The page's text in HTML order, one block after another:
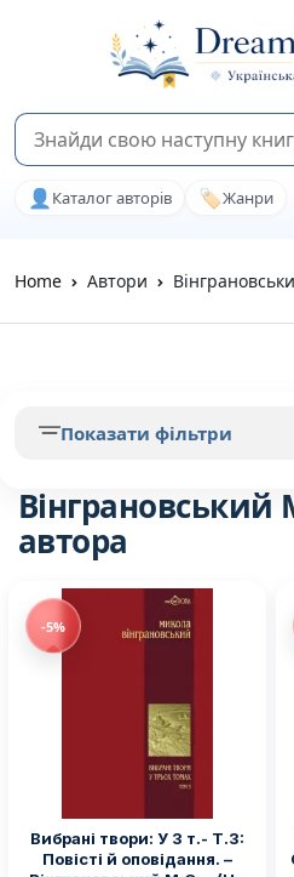
👤 Каталог авторів 🏷️Жанри
Home Автори
автора
-5%
Вибрані твори: У 3 т.- Т.3:
Повісті й оповідання. –
Показати фільтри